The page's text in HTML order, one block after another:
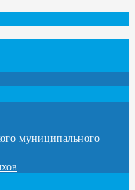
муниципального